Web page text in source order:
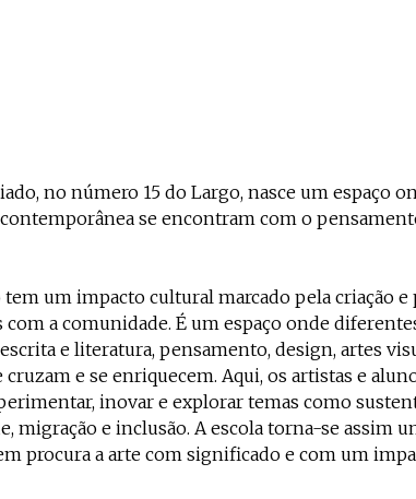
no número 15 do Largo, nasce um espaço
se encontram com o
tem um impacto cultural marcado pela criação e
a comunidade. É um espaço onde
e literatura, pensamento, design, artes
e se enriquecem. Aqui, os artistas e
inovar e explorar temas como
migração e inclusão. A escola torna-se assim
procura a arte com significado e com um